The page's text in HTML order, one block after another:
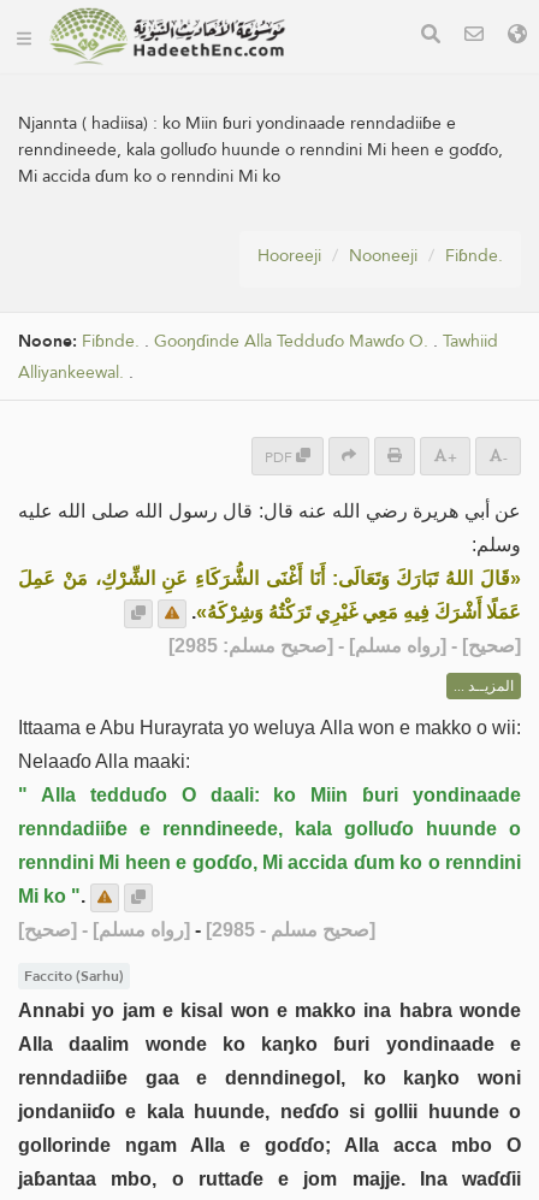
Njannta ( hadiisa) : ko Miin ɓuri yondinaade renndadiiɓe e
renndineede, kala golluɗo huunde o renndini Mi heen e goɗɗo,
Mi accida ɗum ko o renndini Mi ko
Hooreeji Nooneeji Fiɓnde.
Noone: Fiɓnde. . Gooŋɗinde Alla Tedduɗo Mawɗo O. . Tawhiid
Alliyankeewal. .
PDF + -
عن أبي هريرة رضي الله عنه قال: قال رسول الله صلى الله عليه
وسلم:
«قَالَ اللهُ تَبَارَكَ وَتَعَالَى: أَنَا أَغْنَى الشُّرَكَاءِ عَنِ الشِّرْكِ، مَنْ عَمِلَ
عَمَلًا أَشْرَكَ فِيهِ مَعِي غَيْرِي تَرَكْتُهُ وَشِرْكَهُ».
[صحيح] - [رواه مسلم] - [صحيح مسلم: 2985]
المزيــد ...
Ittaama e Abu Hurayrata yo weluya Alla won e makko o wii:
Nelaaɗo Alla maaki:
" Alla tedduɗo O daali: ko Miin ɓuri yondinaade
renndadiiɓe e renndineede, kala golluɗo huunde o
renndini Mi heen e goɗɗo, Mi accida ɗum ko o renndini
Mi ko ".
[صحيح]
- [رواه مسلم] - [صحيح مسلم - 2985]
Faccito (Sarhu)
Annabi yo jam e kisal won e makko ina habra wonde
Alla daalim wonde ko kaŋko ɓuri yondinaade e
renndadiiɓe gaa e denndinegol, ko kaŋko woni
jondaniiɗo e kala huunde, neɗɗo si gollii huunde o
gollorinde ngam Alla e goɗɗo; Alla acca mbo O
jaɓantaa mbo, o ruttaɗe e jom majje. Ina waɗɗii